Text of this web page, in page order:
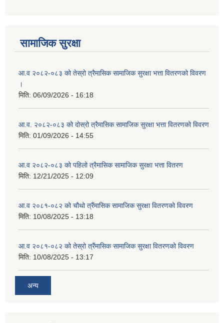
सामाजिक सुरक्षा
आ.व २०८२-०८३ को तेस्रो त्रैमासिक सामाजिक सुरक्षा भत्ता वितरणको विवरण
।
मिति: 06/09/2026 - 16:18
आ.व. २०८२-०८३ को दोस्रो त्रैमासिक सामाजिक सुरक्षा भत्ता वितरणको विवरण
मिति: 01/09/2026 - 14:55
आ.व २०८२-०८३ को पहिलो त्रैमासिक सामाजिक सुरक्षा भत्ता वितरण
मिति: 12/21/2025 - 12:09
आ.व २०८१-०८२ को चौथो त्रैंमासिक सामाजिक सुरक्षा वितरणको विवरण
मिति: 10/08/2025 - 13:18
आ.व २०८१-०८२ को तेस्रो त्रैंमासिक सामाजिक सुरक्षा वितरणको विवरण
मिति: 10/08/2025 - 13:17
अन्य